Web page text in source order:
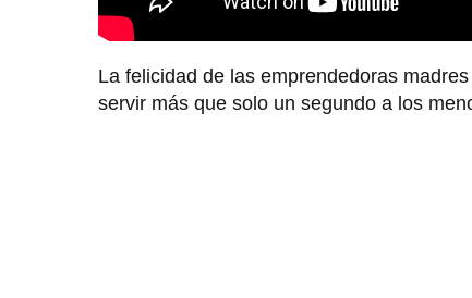
La felicidad de las emprendedoras
servir más que solo un segundo a los